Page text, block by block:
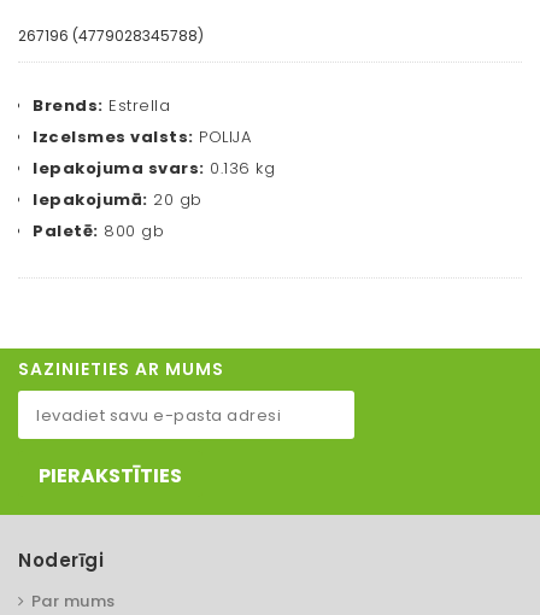
267196 (4779028345788)
Brends: Estrella
Izcelsmes valsts: POLIJA
Iepakojuma svars: 0.136 kg
Iepakojumā: 20 gb
Paletē: 800 gb
SAZINIETIES AR MUMS
PIERAKSTĪTIES
Noderīgi
Par mums